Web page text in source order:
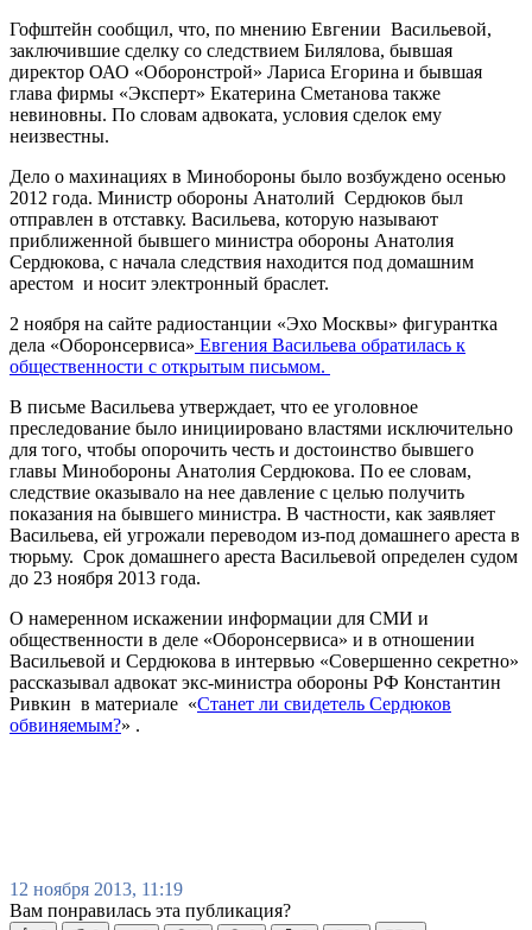
Гофштейн сообщил, что, по мнению Евгении Васильевой,
заключившие сделку со следствием Билялова, бывшая
директор ОАО «Оборонстрой» Лариса Егорина и бывшая
глава фирмы «Эксперт» Екатерина Сметанова также
невиновны. По словам адвоката, условия сделок ему
неизвестны.
Дело о махинациях в Минобороны было возбуждено осенью
2012 года. Министр обороны Анатолий Сердюков был
отправлен в отставку. Васильева, которую называют
приближенной бывшего министра обороны Анатолия
Сердюкова, с начала следствия находится под домашним
арестом и носит электронный браслет.
2 ноября на сайте радиостанции «Эхо Москвы» фигурантка
дела «Оборонсервиса» Евгения Васильева обратилась к
общественности с открытым письмом.
В письме Васильева утверждает, что ее уголовное
преследование было инициировано властями исключительно
для того, чтобы опорочить честь и достоинство бывшего
главы Минобороны Анатолия Сердюкова. По ее словам,
следствие оказывало на нее давление с целью получить
показания на бывшего министра. В частности, как заявляет
Васильева, ей угрожали переводом из-под домашнего ареста в
тюрьму. Срок домашнего ареста Васильевой определен судом
до 23 ноября 2013 года.
О намеренном искажении информации для СМИ и
общественности в деле «Оборонсервиса» и в отношении
Васильевой и Сердюкова в интервью «Совершенно секретно»
рассказывал адвокат экс-министра обороны РФ Константин
Ривкин в материале «Станет ли свидетель Сердюков
обвиняемым?» .
12 ноября 2013, 11:19
Вам понравилась эта публикация?